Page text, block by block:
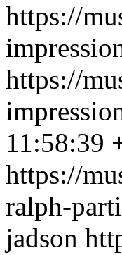
https://
https://
11:58:39
https://
ralph-
jadson